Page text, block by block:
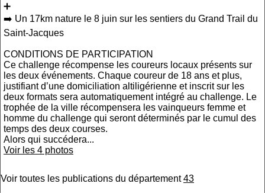
➕
➡️ Un 17km nature le 8 juin sur les sentiers du Grand Trail du
Saint-Jacques
CONDITIONS DE PARTICIPATION
Ce challenge récompense les coureurs locaux présents sur
les deux événements. Chaque coureur de 18 ans et plus,
justifiant d’une domiciliation altiligérienne et inscrit sur les
deux formats sera automatiquement intégré au challenge. Le
trophée de la ville récompensera les vainqueurs femme et
homme du challenge qui seront déterminés par le cumul des
temps des deux courses.
Alors qui succédera...
Voir les 4 photos
Voir toutes les publications du département43